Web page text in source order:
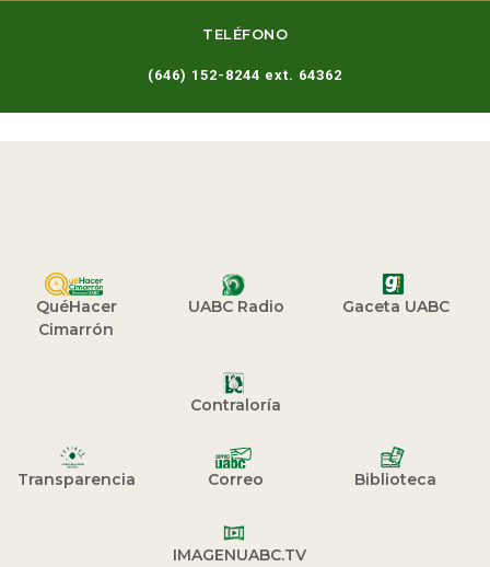
TELÉFONO
(646) 152-8244 ext. 64362
QuéHacer
Cimarrón
UABC Radio Gaceta UABC
Contraloría
Transparencia Correo Biblioteca
IMAGENUABC.TV